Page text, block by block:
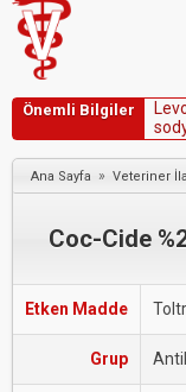
Önemli Bilgiler Lev
sod
sıvıl
Ana Sayfa » Veteriner
Coc-Cide
Etken Madde
Grup